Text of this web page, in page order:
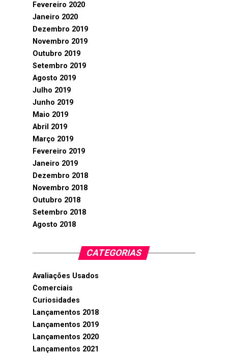
Fevereiro 2020
Janeiro 2020
Dezembro 2019
Novembro 2019
Outubro 2019
Setembro 2019
Agosto 2019
Julho 2019
Junho 2019
Maio 2019
Abril 2019
Março 2019
Fevereiro 2019
Janeiro 2019
Dezembro 2018
Novembro 2018
Outubro 2018
Setembro 2018
Agosto 2018
CATEGORIAS
Avaliações Usados
Comerciais
Curiosidades
Lançamentos 2018
Lançamentos 2019
Lançamentos 2020
Lançamentos 2021